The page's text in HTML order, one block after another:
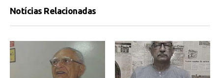
Notícias Relacionadas